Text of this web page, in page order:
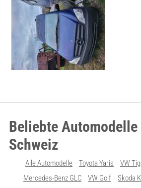
Beliebte
Schweiz
Alle Automodelle Toyota Yaris VW
Mercedes-Benz GLC
VW Golf Skoda